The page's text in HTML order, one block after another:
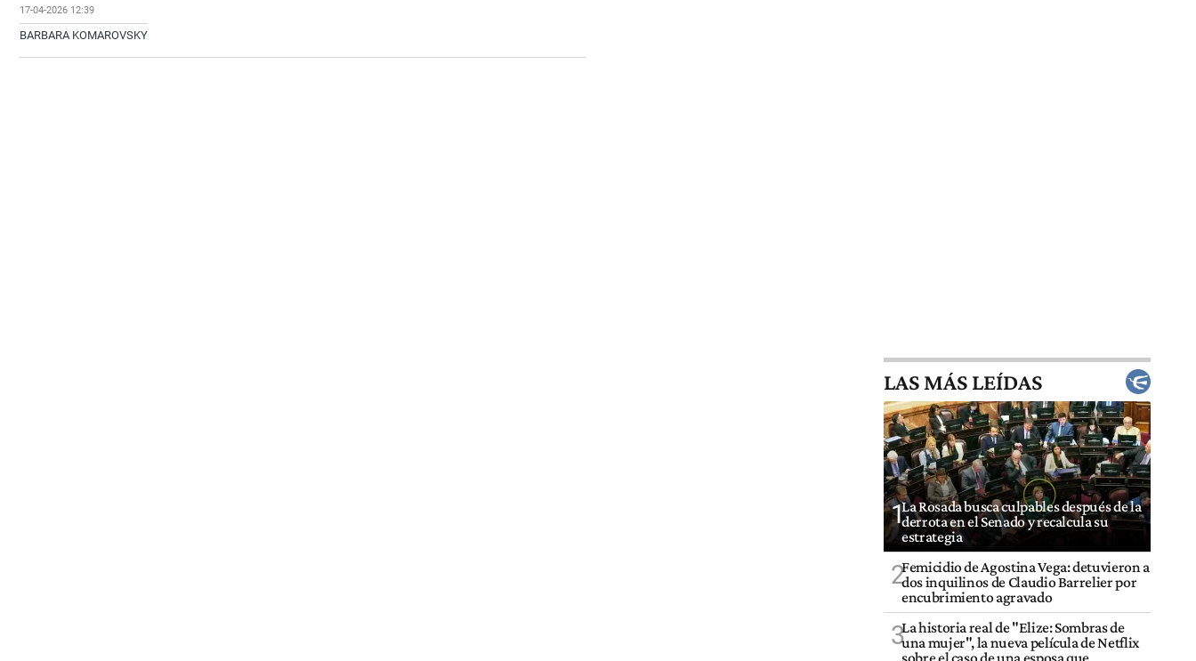
17-04-2026 12:39
BARBARA KOMAROVSKY
LAS MÁS LEÍDAS
1La Rosada busca culpables después de la
derrota en el Senado y recalcula su
estrategia
2Femicidio de Agostina Vega: detuvieron a
dos inquilinos de Claudio Barrelier por
encubrimiento agravado
3La historia real de "Elize: Sombras de
una mujer", la nueva película de Netflix